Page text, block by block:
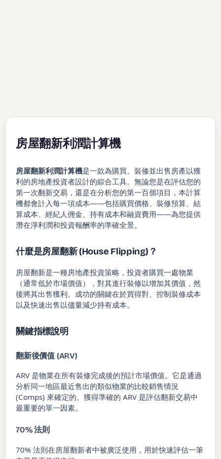
房屋翻新利潤計算機
房屋翻新利潤計算機是一款為購買、裝修並出售房產以獲
利的房地產投資者設計的綜合工具。無論您是在評估您的
第一次翻新交易，還是在分析您的第一百個項目，本計算
機都會計入每一項成本——包括購買價格、裝修預算、結
算成本、經紀人佣金、持有成本和融資費用——為您提供
潛在淨利潤和投資報酬率的準確全景。
什麼是房屋翻新 (House Flipping)？
房屋翻新是一種房地產投資策略，投資者購買一處物業
（通常低於市場價值），對其進行裝修以增加其價值，然
後將其出售獲利。成功的關鍵在於買得對、控制裝修成本
以及快速出售以儘量減少持有成本。
關鍵指標說明
翻新後價值 (ARV)
ARV 是物業在所有裝修完成後的預計市場價值。它是通過
分析同一地區最近售出的類似物業的比較銷售情況
(Comps) 來確定的。獲得準確的 ARV 是評估翻新交易中
最重要的單一因素。
70% 法則
70% 法則在房屋翻新者中被廣泛使用，用於快速評估一筆